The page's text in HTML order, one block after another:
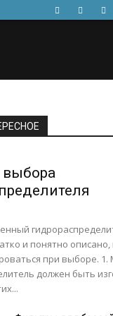
выбора
и понятно описано,
при выборе. 1.
должен быть